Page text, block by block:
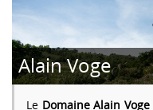
Alain Voge
Le Domaine Alain Voge